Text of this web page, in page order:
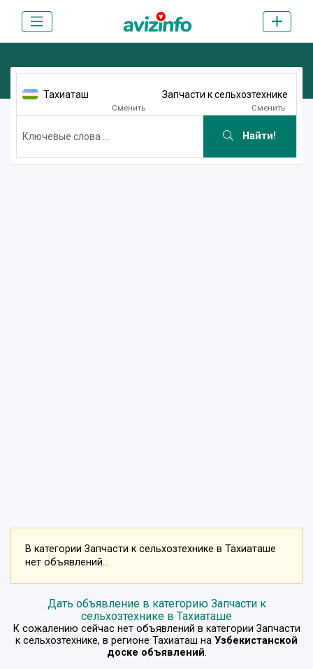
Тахиаташ
Сменить
Запчасти к сельхозтехнике
Сменить
Найти!
В категории Запчасти к сельхозтехнике в Тахиаташе
нет объявлений...
Дать объявление в категорию Запчасти к
сельхозтехнике в Тахиаташе
К сожалению сейчас нет объявлений в категории Запчасти
к сельхозтехнике, в регионе Тахиаташ на Узбекистанской
доске объявлений.